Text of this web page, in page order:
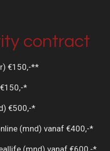
contract
€150,-**
*
€500,-*
(mnd) vanaf €400,-*
(mnd) vanaf €600,-*